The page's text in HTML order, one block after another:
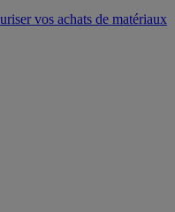
vos achats de matériaux